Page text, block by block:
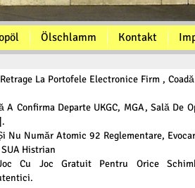
Ölschlamm Kontakt
La Portofele Electronice Firm ,
Confirma Departe UKGC, MGA, Sală De
Nu Număr Atomic 92 Reglementare,
Histrian
Cu Joc Gratuit Pentru Orice